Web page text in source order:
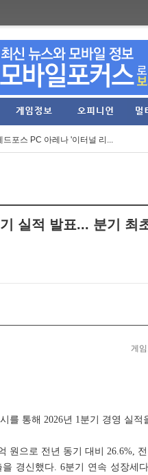
념 오케스트라 콘서트 10월 ...
포스 PC 아레나 '이터널 리...
신작 'QUIET' 스팀 플레이 ...
발 MMORPG 신작 '이클립스: ...
실적 발표... 분기 최
게
를 통해 2026년 1분기 경영 실적
원으로 전년 동기 대비 26.6%,
경신했다. 6분기 연속 성장세